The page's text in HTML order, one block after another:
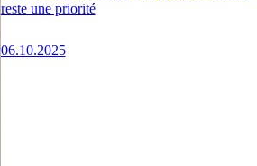
reste une priorité
06.10.2025